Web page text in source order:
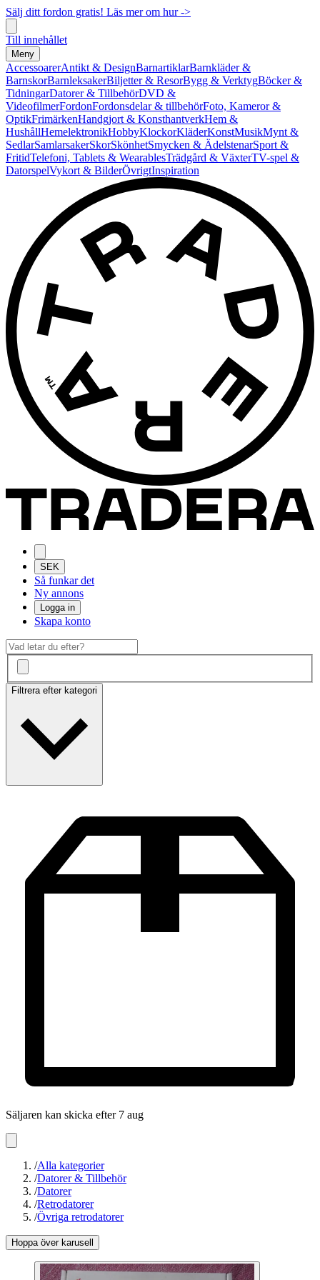
Sälj ditt fordon gratis! Läs mer om hur ->
Till innehållet
Meny
AccessoarerAntikt & DesignBarnartiklarBarnkläder &
BarnskorBarnleksakerBiljetter & ResorBygg & VerktygBöcker &
TidningarDatorer & TillbehörDVD &
VideofilmerFordonFordonsdelar & tillbehörFoto, Kameror &
OptikFrimärkenHandgjort & KonsthantverkHem &
HushållHemelektronikHobbyKlockorKläderKonstMusikMynt &
SedlarSamlarsakerSkorSkönhetSmycken & ÄdelstenarSport &
FritidTelefoni, Tablets & WearablesTrädgård & VäxterTV-spel &
DatorspelVykort & BilderÖvrigtInspiration
SEK
Så funkar det
Ny annons
Logga in
Skapa konto
Filtrera efter kategori
Säljaren kan skicka efter 7 aug
/Alla kategorier
/Datorer & Tillbehör
/Datorer
/Retrodatorer
/Övriga retrodatorer
Hoppa över karusell